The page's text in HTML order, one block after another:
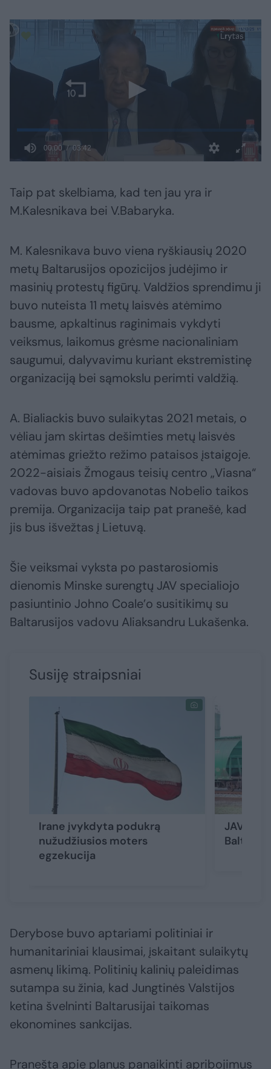
Taip pat skelbiama, kad ten jau yra ir
M.Kalesnikava bei V.Babaryka.
M. Kalesnikava buvo viena ryškiausių 2020
metų Baltarusijos opozicijos judėjimo ir
masinių protestų figūrų. Valdžios sprendimu ji
buvo nuteista 11 metų laisvės atėmimo
bausme, apkaltinus raginimais vykdyti
veiksmus, laikomus grėsme nacionaliniam
saugumui, dalyvavimu kuriant ekstremistinę
organizaciją bei sąmokslu perimti valdžią.
A. Bialiackis buvo sulaikytas 2021 metais, o
vėliau jam skirtas dešimties metų laisvės
atėmimas griežto režimo pataisos įstaigoje.
2022-aisiais Žmogaus teisių centro „Viasna“
vadovas buvo apdovanotas Nobelio taikos
premija. Organizacija taip pat pranešė, kad
jis bus išvežtas į Lietuvą.
Šie veiksmai vyksta po pastarosiomis
dienomis Minske surengtų JAV specialiojo
pasiuntinio Johno Coale’o susitikimų su
Baltarusijos vadovu Aliaksandru Lukašenka.
Susiję straipsniai
Irane įvykdyta podukrą
nužudžiusios moters
egzekucija
JAV
Derybose buvo aptariami politiniai ir
humanitariniai klausimai, įskaitant sulaikytų
asmenų likimą. Politinių kalinių paleidimas
sutampa su žinia, kad Jungtinės Valstijos
ketina švelninti Baltarusijai taikomas
ekonomines sankcijas.
Pranešta apie planus panaikinti apribojimus